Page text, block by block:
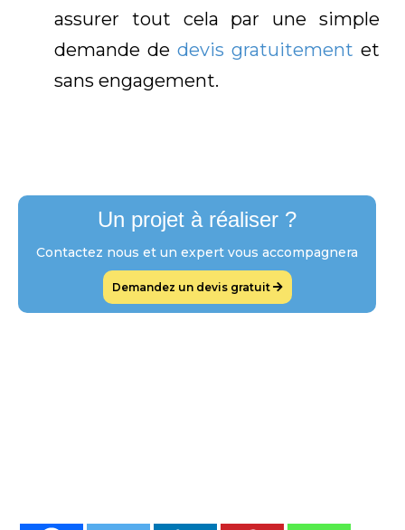
assurer tout cela par une simple
demande de devis gratuitement et
sans engagement.
Un projet à réaliser ?
Contactez nous et un expert vous accompagnera
Demandez un devis gratuit